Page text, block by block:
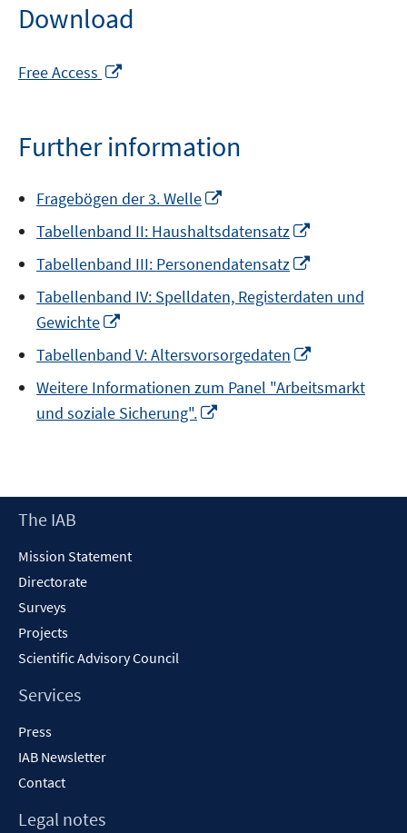
Download
Free Access
new
window
Further information
Fragebögen der 3. Welle
a
new
Tabellenband II: Haushaltsdatensatz
new
Tabellenband III: Personendatensatz
a
Tabellenband IV: Spelldaten, Registerdaten und
Gewichte
a
new
window
Tabellenband V: Altersvorsorgedaten
a
Weitere Informationen zum Panel "Arbeitsmarkt
und soziale Sicherung".
window
Footer
The IAB
Mission Statement
Directorate
Surveys
Projects
Scientific Advisory Council
Services
Press
IAB Newsletter
Contact
Legal notes